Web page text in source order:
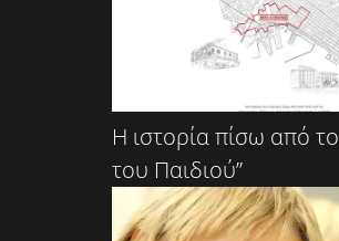
Η ιστορία πίσω από
του Παιδιού”